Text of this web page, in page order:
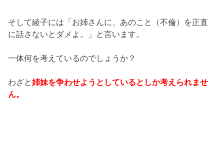
そして綾子には「お姉さんに、あのこと（不倫）を正直
に話さないとダメよ。」と言います。
一体何を考えているのでしょうか？
わざと姉妹を争わせようとしているとしか考えられませ
ん。